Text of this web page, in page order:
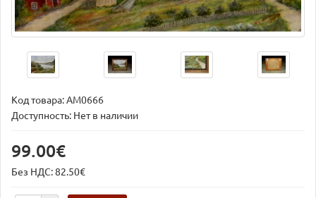
Код товара:AM0666
Доступность: Нет в наличии
99.00€
Без НДС: 82.50€